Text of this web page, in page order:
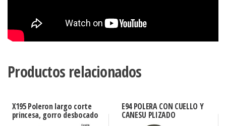
Productos relacionados
X195 Poleron largo corte
princesa, gorro desbocado
E94 POLERA CON CUELLO Y
CANESU PLIZADO